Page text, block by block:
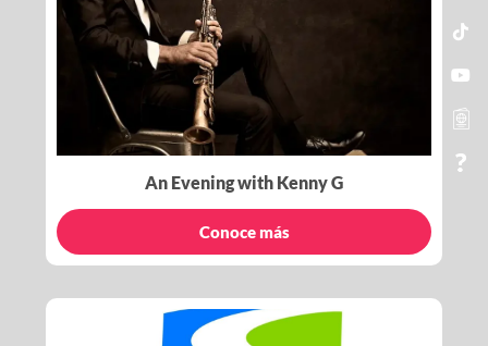
An Evening with Kenny G
Conoce más